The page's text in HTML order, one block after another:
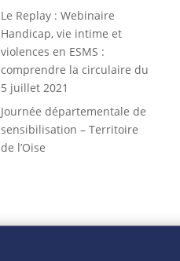
Le Replay : Webinaire
Handicap, vie intime et
violences en ESMS :
comprendre la circulaire du
5 juillet 2021
Journée départementale de
sensibilisation – Territoire
de l’Oise